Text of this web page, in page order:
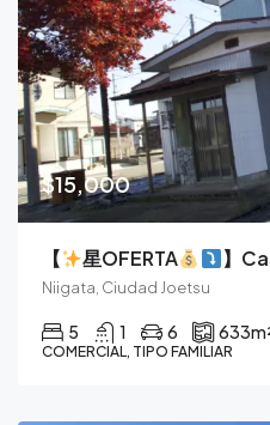
$15,000
【 星OFERTA 】Casa con
Niigata, Ciudad Joetsu
5 1 6 633
COMERCIAL, TIPO FAMILIAR